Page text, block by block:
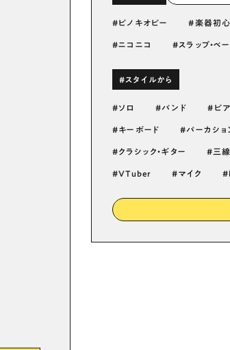
ピノキオピー 楽器初
ニコニコ スラップ・ベ
#スタイルから
ソロ バンド ピ
キーボード パーカショ
クラシック・ギター 三線
VTuber マイク